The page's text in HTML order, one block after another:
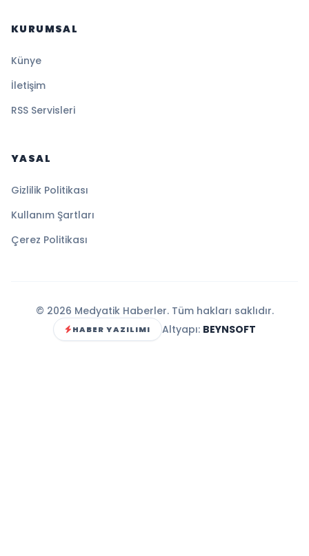
KURUMSAL
Künye
İletişim
RSS Servisleri
YASAL
Gizlilik Politikası
Kullanım Şartları
Çerez Politikası
© 2026 Medyatik Haberler. Tüm hakları saklıdır.
HABER YAZILIMI Altyapı: BEYNSOFT